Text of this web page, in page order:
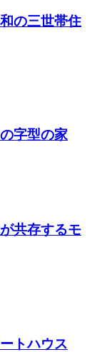
の三世帯住
字型の家
共存するモ
トハウス